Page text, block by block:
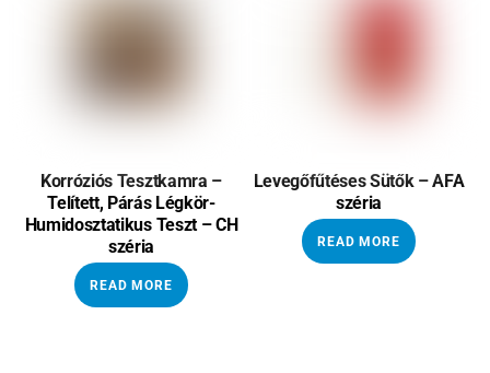
Korróziós Tesztkamra –
Telített, Párás Légkör-
Humidosztatikus Teszt – CH
széria
READ MORE
Levegőfűtéses Sütők – AFA
széria
READ MORE